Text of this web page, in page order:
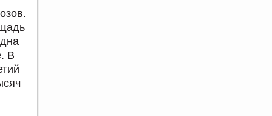
В